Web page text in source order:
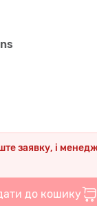
заявку, і
до кошику